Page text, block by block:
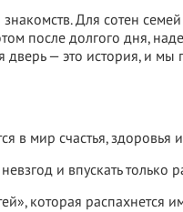
Для сотен
после долгого дня,
— это история, и мы
в мир счастья, здоровья
и впускать
которая распахнется